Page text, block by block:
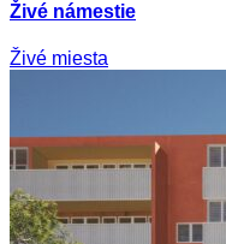
Živé námestie
Živé miesta